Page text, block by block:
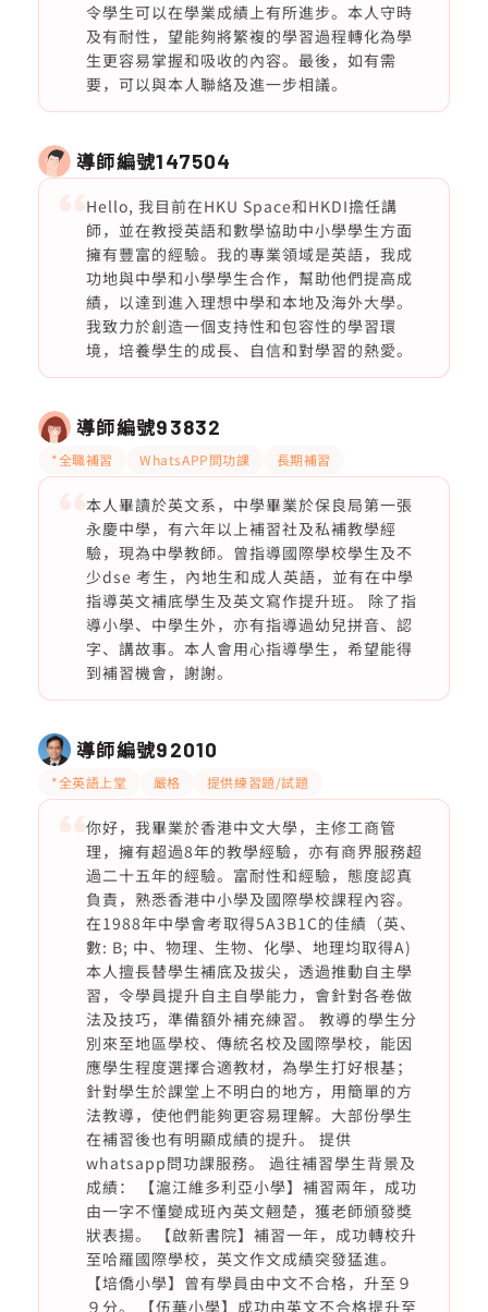
令學生可以在學業成績上有所進步。本人守時
及有耐性，望能夠將繁複的學習過程轉化為學
生更容易掌握和吸收的內容。最後，如有需
要，可以與本人聯絡及進一步相議。
導師編號147504
Hello, 我目前在HKU Space和HKDI擔任講
師，並在教授英語和數學協助中小學學生方面
擁有豐富的經驗。我的專業領域是英語，我成
功地與中學和小學學生合作，幫助他們提高成
績，以達到進入理想中學和本地及海外大學。
我致力於創造一個支持性和包容性的學習環
境，培養學生的成長、自信和對學習的熱愛。
導師編號93832
*全職補習 WhatsAPP問功課 長期補習
本人畢讀於英文系，中學畢業於保良局第一張
永慶中學，有六年以上補習社及私補教學經
驗，現為中學教師。曾指導國際學校學生及不
少dse 考生，內地生和成人英語，並有在中學
指導英文補底學生及英文寫作提升班。 除了指
導小學、中學生外，亦有指導過幼兒拼音、認
字、講故事。本人會用心指導學生，希望能得
到補習機會，謝謝。
導師編號92010
*全英語上堂 嚴格 提供練習題/試題
你好，我畢業於香港中文大學，主修工商管
理，擁有超過8年的教學經驗，亦有商界服務超
過二十五年的經驗。富耐性和經驗，態度認真
負責，熟悉香港中小學及國際學校課程內容。
在1988年中學會考取得5A3B1C的佳績（英、
數: B; 中、物理、生物、化學、地理均取得A)
本人擅長替學生補底及拔尖，透過推動自主學
習，令學員提升自主自學能力，會針對各卷做
法及技巧，準備額外補充練習。 教導的學生分
別來至地區學校、傳統名校及國際學校，能因
應學生程度選擇合適教材，為學生打好根基；
針對學生於課堂上不明白的地方，用簡單的方
法教導，使他們能夠更容易理解。大部份學生
在補習後也有明顯成績的提升。 提供
whatsapp問功課服務。 過往補習學生背景及
成績： 【滬江維多利亞小學】補習兩年，成功
由一字不懂變成班內英文翹楚，獲老師頒發獎
狀表揚。 【啟新書院】補習一年，成功轉校升
至哈羅國際學校，英文作文成績突發猛進。
【培僑小學】曾有學員由中文不合格，升至９
９分。 【伍華小學】成功由英文不合格提升至